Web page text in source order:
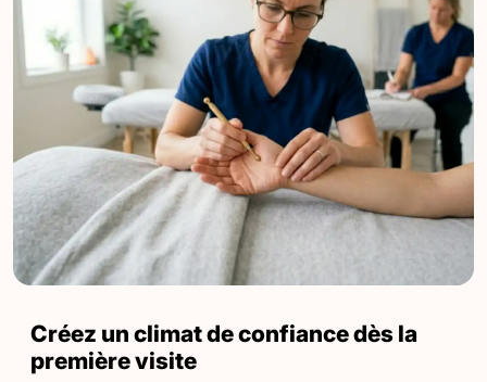
Créez un climat de confiance dès la
première visite